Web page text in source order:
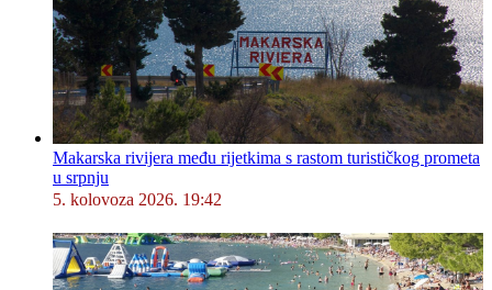
Makarska rivijera među rijetkima s rastom turističkog prometa
u srpnju
5. kolovoza 2026. 19:42